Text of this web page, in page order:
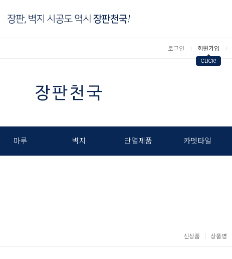
로그인 회원가입
CLICK!
마루 벽지 단열제품 카펫타일
신상품 상품명